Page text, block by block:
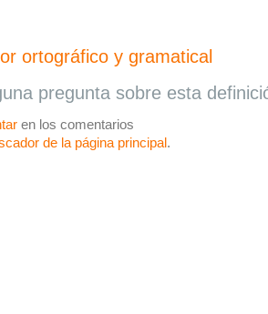
ortográfico y gramatical
pregunta sobre esta
en los comentarios
de la página principal.